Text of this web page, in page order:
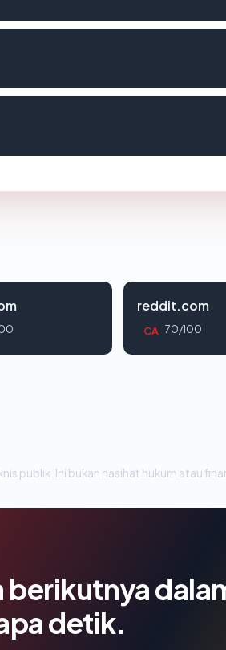
reddit.com
CA 70/100
publik. Ini bukan nasihat hukum atau
berikutnya
detik.